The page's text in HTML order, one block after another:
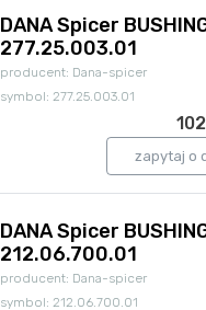
DANA Spicer
277.25.003.01
producent: Dana-spicer
symbol: 277.25.003.01
zapytaj o
DANA Spicer
212.06.700.01
producent: Dana-spicer
symbol: 212.06.700.01